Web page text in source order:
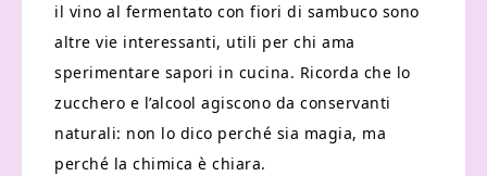
il vino al fermentato con fiori di sambuco sono
altre vie interessanti, utili per chi ama
sperimentare sapori in cucina. Ricorda che lo
zucchero e l’alcool agiscono da conservanti
naturali: non lo dico perché sia magia, ma
perché la chimica è chiara.